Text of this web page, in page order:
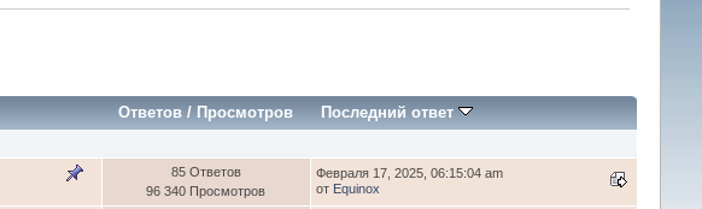
Ответов/ Просмотров Последний ответ
85 Ответов
96 340 Просмотров
Февраля 17, 2025, 06:15:04 am
от Equinox